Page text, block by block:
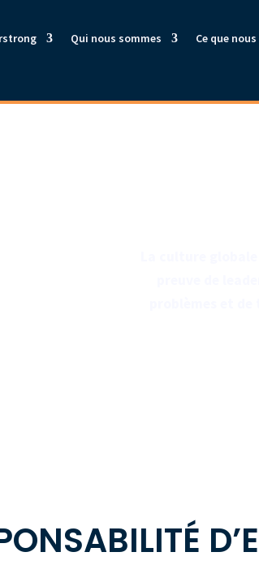
Qui nous sommes Ce que